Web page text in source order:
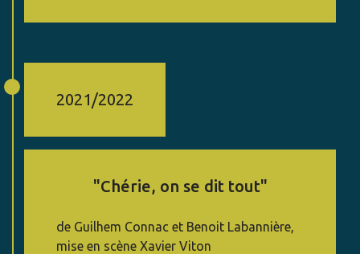
2021/2022
"Chérie, on se dit tout"
de Guilhem Connac et Benoit Labannière,
mise en scène Xavier Viton